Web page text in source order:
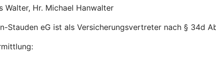
Walter, Hr. Michael Hanwalter
Stauden eG ist als Versicherungsvertreter nach § 34d